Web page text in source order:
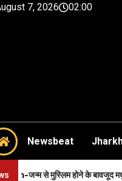
7, 2026 02:00
Newsbeat
मधुबाला जपुजी साहिब की